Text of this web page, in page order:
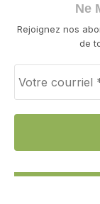
Ne
Rejoignez nos
de